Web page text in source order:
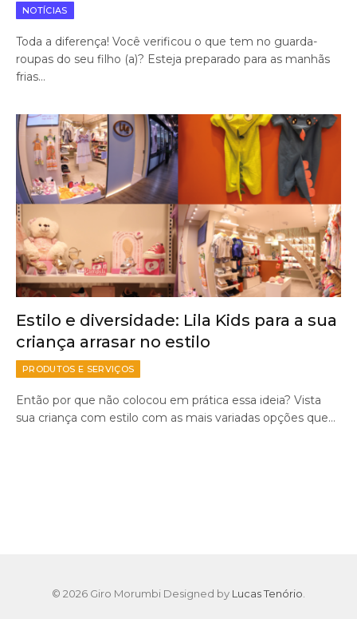
NOTÍCIAS
Toda a diferença! Você verificou o que tem no guarda-
roupas do seu filho (a)? Esteja preparado para as manhãs
frias…
Estilo e diversidade: Lila Kids para a sua
criança arrasar no estilo
PRODUTOS E SERVIÇOS
Então por que não colocou em prática essa ideia? Vista
sua criança com estilo com as mais variadas opções que…
© 2026 Giro Morumbi Designed by Lucas Tenório